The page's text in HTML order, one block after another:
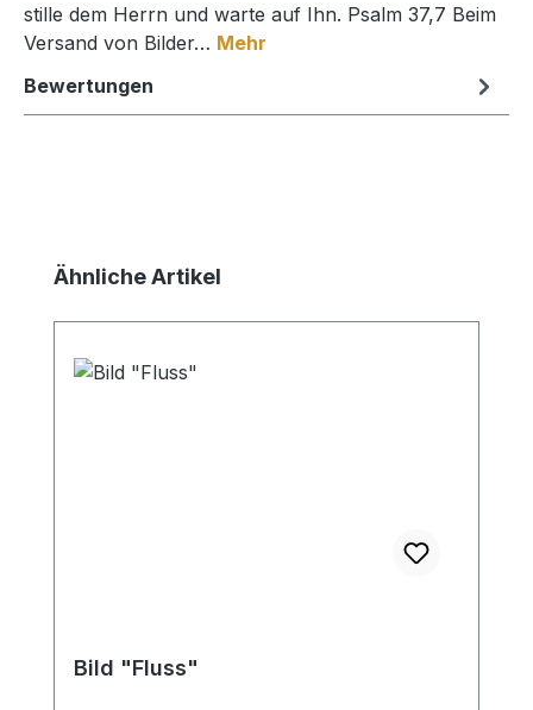
stille dem Herrn und warte auf Ihn. Psalm 37,7 Beim
Versand von Bilder… Mehr
Bewertungen
Produktgalerie überspringen
Ähnliche Artikel
Bild "Fluss"